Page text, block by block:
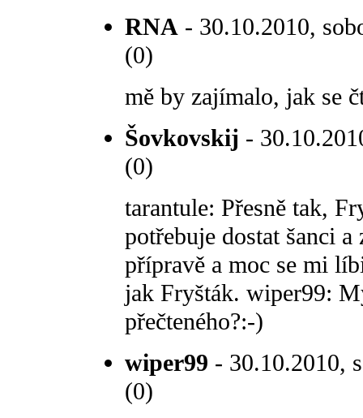
RNA - 30.10.2010,
(0)
mě by zajímalo, jak se
Šovkovskij -
(0)
tarantule: Přesně tak,
potřebuje dostat šanci
přípravě a moc se mi
jak Fryšták. wiper99:
přečteného?:-)
wiper99 - 30.10.2010,
(0)